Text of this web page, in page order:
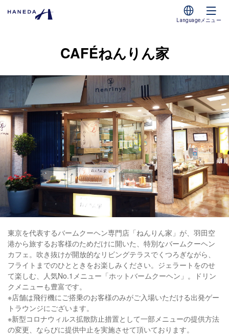
Language メニュー
CAFÉねんりん家
東京を代表するバームクーヘン専門店「ねんりん家」が、羽田空
港から旅するお客様のためだけに開いた、特別なバームクーヘン
カフェ。吹き抜けが開放的なリビングテラスでくつろぎながら、
フライトまでのひとときをお楽しみください。ジェラートをのせ
て楽しむ、人気No.1メニュー「ホットバームクーヘン」。ドリン
クメニューも豊富です。
※店舗は飛行機にご搭乗のお客様のみがご入場いただける出発ゲー
トラウンジにございます。
※新型コロナウィルス拡散防止措置として一部メニューの提供方法
の変更、ならびに提供中止を実施させて頂いております。